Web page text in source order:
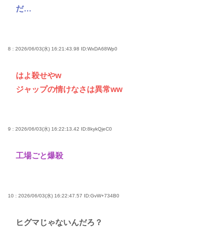
だ…
8 : 2026/06/03(水) 16:21:43.98 ID:WxDA68Wp0
はよ殺せやw
ジャップの情けなさは異常ww
9 : 2026/06/03(水) 16:22:13.42 ID:8kykQjeC0
工場ごと爆殺
10 : 2026/06/03(水) 16:22:47.57 ID:GvW+734B0
ヒグマじゃないんだろ？